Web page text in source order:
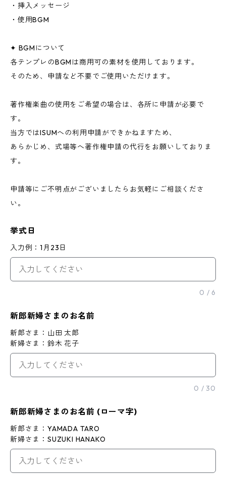
・挿入メッセージ
・使用BGM
✦ BGMについて
各テンプレのBGMは商用可の素材を使用しております。
そのため、申請など不要でご使用いただけます。
著作権楽曲の使用をご希望の場合は、各所に申請が必要で
す。
当方ではISUMへの利用申請ができかねますため、
あらかじめ、式場等へ著作権申請の代行をお願いしておりま
す。
申請等にご不明点がございましたらお気軽にご相談くださ
い。
挙式日
入力例：1月23日
0 / 6
新郎新婦さまのお名前
新郎さま：山田 太郎
新婦さま：鈴木 花子
0 / 30
新郎新婦さまのお名前 (ローマ字)
新郎さま：YAMADA TARO
新婦さま：SUZUKI HANAKO